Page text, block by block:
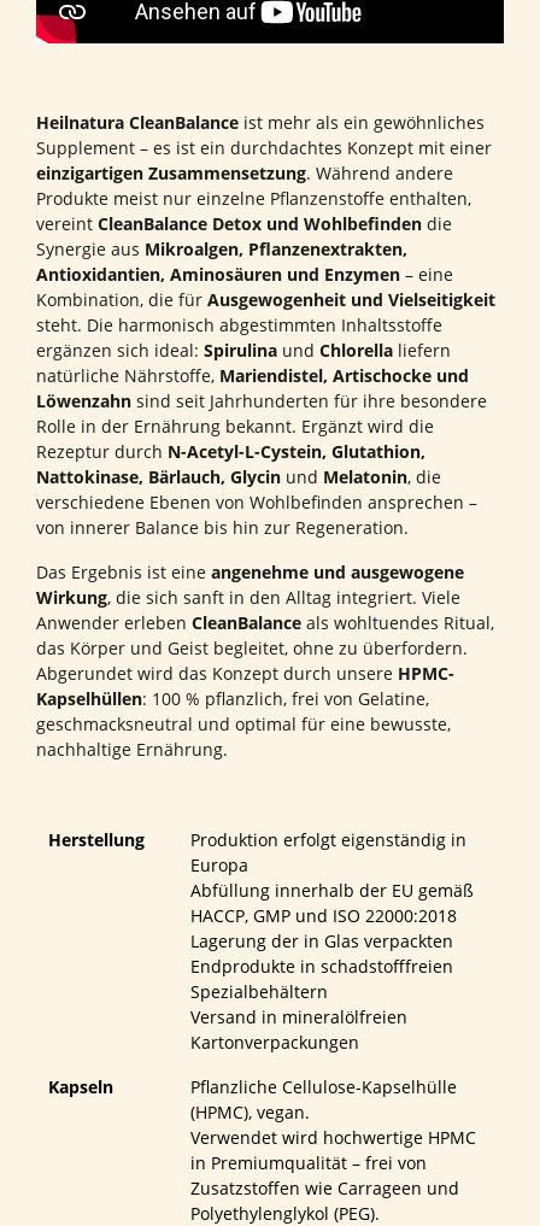
Heilnatura CleanBalance ist mehr als ein gewöhnliches
Supplement – es ist ein durchdachtes Konzept mit einer
einzigartigen Zusammensetzung. Während andere
Produkte meist nur einzelne Pflanzenstoffe enthalten,
vereint CleanBalance Detox und Wohlbefinden die
Synergie aus Mikroalgen, Pflanzenextrakten,
Antioxidantien, Aminosäuren und Enzymen – eine
Kombination, die für Ausgewogenheit und Vielseitigkeit
steht. Die harmonisch abgestimmten Inhaltsstoffe
ergänzen sich ideal: Spirulina und Chlorella liefern
natürliche Nährstoffe, Mariendistel, Artischocke und
Löwenzahn sind seit Jahrhunderten für ihre besondere
Rolle in der Ernährung bekannt. Ergänzt wird die
Rezeptur durch N-Acetyl-L-Cystein, Glutathion,
Nattokinase, Bärlauch, Glycin und Melatonin, die
verschiedene Ebenen von Wohlbefinden ansprechen –
von innerer Balance bis hin zur Regeneration.
Das Ergebnis ist eine angenehme und ausgewogene
Wirkung, die sich sanft in den Alltag integriert. Viele
Anwender erleben CleanBalance als wohltuendes Ritual,
das Körper und Geist begleitet, ohne zu überfordern.
Abgerundet wird das Konzept durch unsere HPMC-
Kapselhüllen: 100 % pflanzlich, frei von Gelatine,
geschmacksneutral und optimal für eine bewusste,
nachhaltige Ernährung.
Herstellung
Produktion erfolgt eigenständig in
Europa
Abfüllung innerhalb der EU gemäß
HACCP, GMP und ISO 22000:2018
Lagerung der in Glas verpackten
Endprodukte in schadstofffreien
Spezialbehältern
Versand in mineralölfreien
Kartonverpackungen
Kapseln
Pflanzliche Cellulose-Kapselhülle
(HPMC), vegan.
Verwendet wird hochwertige HPMC
in Premiumqualität – frei von
Zusatzstoffen wie Carrageen und
Polyethylenglykol (PEG).